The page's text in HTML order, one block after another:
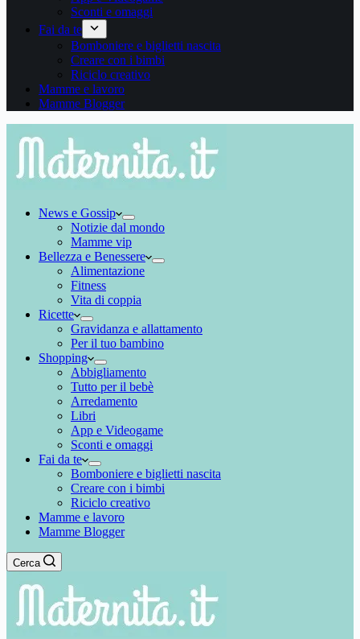
Sconti e omaggi
Fai da te
Bomboniere e biglietti nascita
Creare con i bimbi
Riciclo creativo
Mamme e lavoro
Mamme Blogger
News e Gossip
Notizie dal mondo
Mamme vip
Bellezza e Benessere
Alimentazione
Fitness
Vita di coppia
Ricette
Gravidanza e allattamento
Per il tuo bambino
Shopping
Abbigliamento
Tutto per il bebè
Arredamento
Libri
App e Videogame
Sconti e omaggi
Fai da te
Bomboniere e biglietti nascita
Creare con i bimbi
Riciclo creativo
Mamme e lavoro
Mamme Blogger
Cerca